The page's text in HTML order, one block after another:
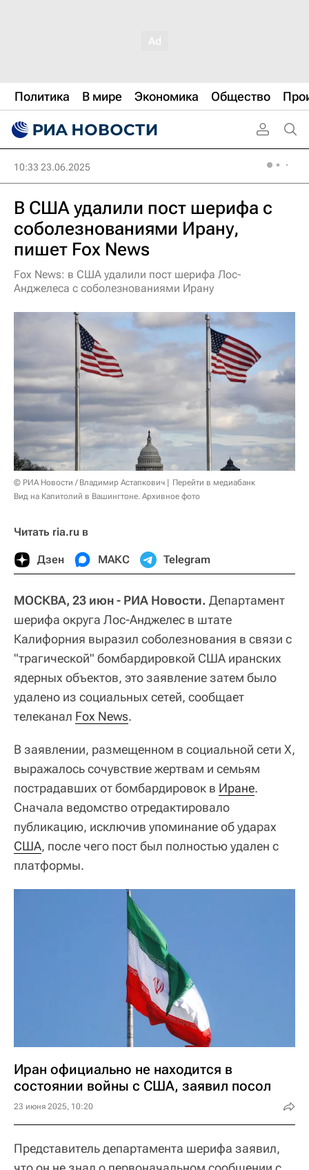
Политика В мире Экономика Общество
10:33 23.06.2025
В США удалили пост шерифа с
соболезнованиями Ирану,
пишет Fox News
Fox News: в США удалили пост шерифа Лос-
Анджелеса с соболезнованиями Ирану
© РИА Новости / Владимир Астапкович
Перейти в медиабанк
Вид на Капитолий в Вашингтоне. Архивное фото
Читать ria.ru в
Дзен МАКС Telegram
МОСКВА, 23 июн - РИА Новости. Департамент
шерифа округа Лос-Анджелес в штате
Калифорния выразил соболезнования в связи с
"трагической" бомбардировкой США иранских
ядерных объектов, это заявление затем было
удалено из социальных сетей, сообщает
телеканал Fox News.
В заявлении, размещенном в социальной сети Х,
выражалось сочувствие жертвам и семьям
пострадавших от бомбардировок в Иране.
Сначала ведомство отредактировало
публикацию, исключив упоминание об ударах
США, после чего пост был полностью удален с
платформы.
Иран официально не находится в
состоянии войны с США, заявил посол
23 июня 2025, 10:20
Представитель департамента шерифа заявил,